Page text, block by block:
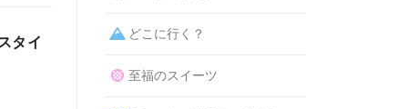
タイ
どこに行く？
至福のスイーツ